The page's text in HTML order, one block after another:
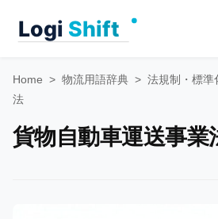
Home > 物流用語辞典 > 法規制・標準
法
貨物自動車運送事業